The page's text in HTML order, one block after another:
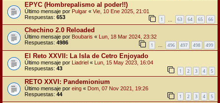
EPYC (Hombrepalismo al poder!!)
Último mensaje por Pulgar « Vie, 10 Ene 2025, 21:01
Respuestas: 653 1 63 64 65 66
Chechino 2.0 Reloaded
Último mensaje por Boubaris «
Lun, 18 Mar 2024, 23:32
Respuestas: 4986 1 … 496 497 498 499
El Reto XXVII: La Isla de Cetro Enjoyado
Último mensaje por Liadriel « Lun, 15 May 2023, 16:04
Respuestas: 43 1 2 3 4 5
RETO XXVI: Pandemionium
Último mensaje por eing « Dom, 07 Nov 2021, 19:26
Respuestas: 44 1 2 3 4 5